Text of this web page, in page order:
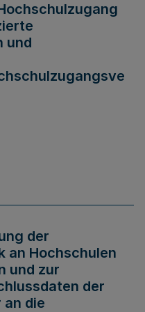
und
der
Hochschulen
und zur
der
die